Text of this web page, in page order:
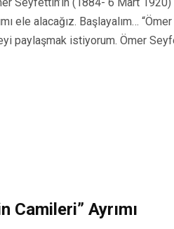
ele alacağız. Başlayalım… “Ömer
paylaşmak istiyorum. Ömer
Camileri” Ayrımı